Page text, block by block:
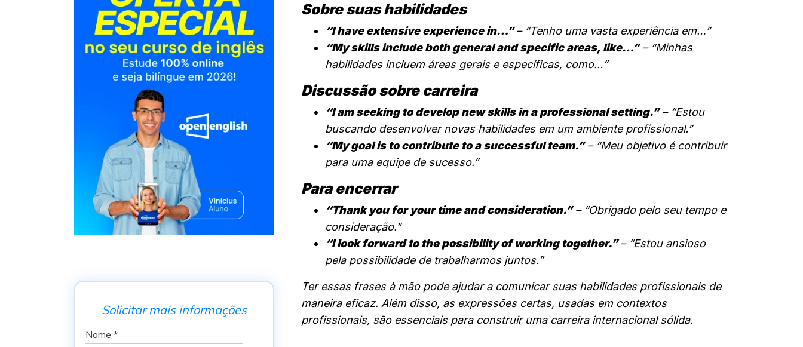
Solicitar mais informações
Sobre suas habilidades
“I have extensive experience in…”– “Tenho uma vasta experiência em…”
“My skills include both general and specific areas, like…”– “Minhas
habilidades incluem áreas gerais e específicas, como…”
Discussão sobre carreira
“I am seeking to develop new skills in a professional setting.”– “Estou
buscando desenvolver novas habilidades em um ambiente profissional.”
“My goal is to contribute to a successful team.”– “Meu objetivo é contribuir
para uma equipe de sucesso.”
Para encerrar
“Thank you for your time and consideration.”– “Obrigado pelo seu tempo e
consideração.”
“I look forward to the possibility of working together.”– “Estou ansioso
pela possibilidade de trabalharmos juntos.”
Ter essas frases à mão pode ajudar a comunicar suas habilidades profissionais de
maneira eficaz. Além disso, as expressões certas, usadas em contextos
profissionais, são essenciais para construir uma carreira internacional sólida.